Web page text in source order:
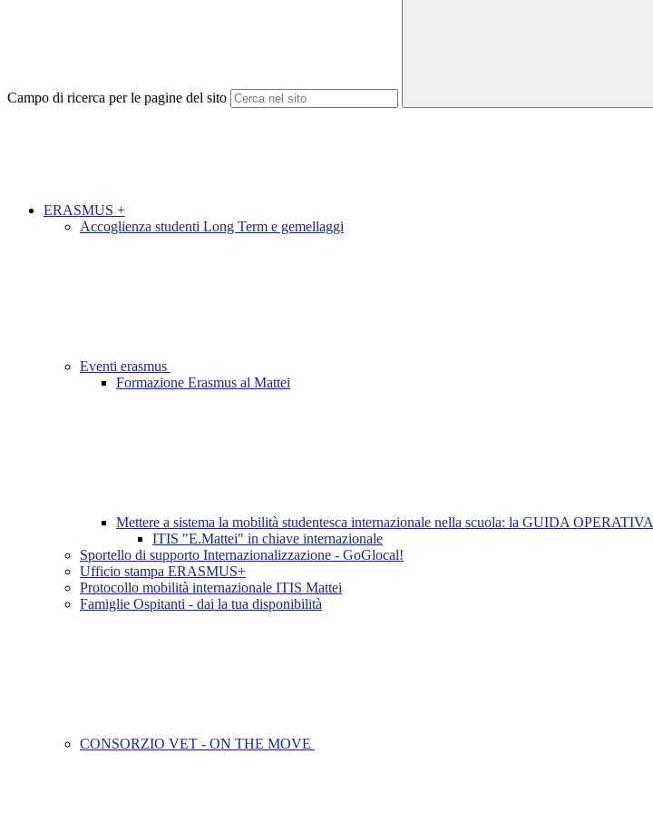
Campo di ricerca per le pagine del sito
ERASMUS +
Accoglienza studenti Long Term e gemellaggi
Eventi erasmus
Formazione Erasmus al Mattei
Mettere a sistema la mobilità studentesca internazionale nella scuola: la GUIDA OPERATIVA
ITIS "E.Mattei" in chiave internazionale
Sportello di supporto Internazionalizzazione - GoGlocal!
Ufficio stampa ERASMUS+
Protocollo mobilità internazionale ITIS Mattei
Famiglie Ospitanti - dai la tua disponibilità
CONSORZIO VET - ON THE MOVE